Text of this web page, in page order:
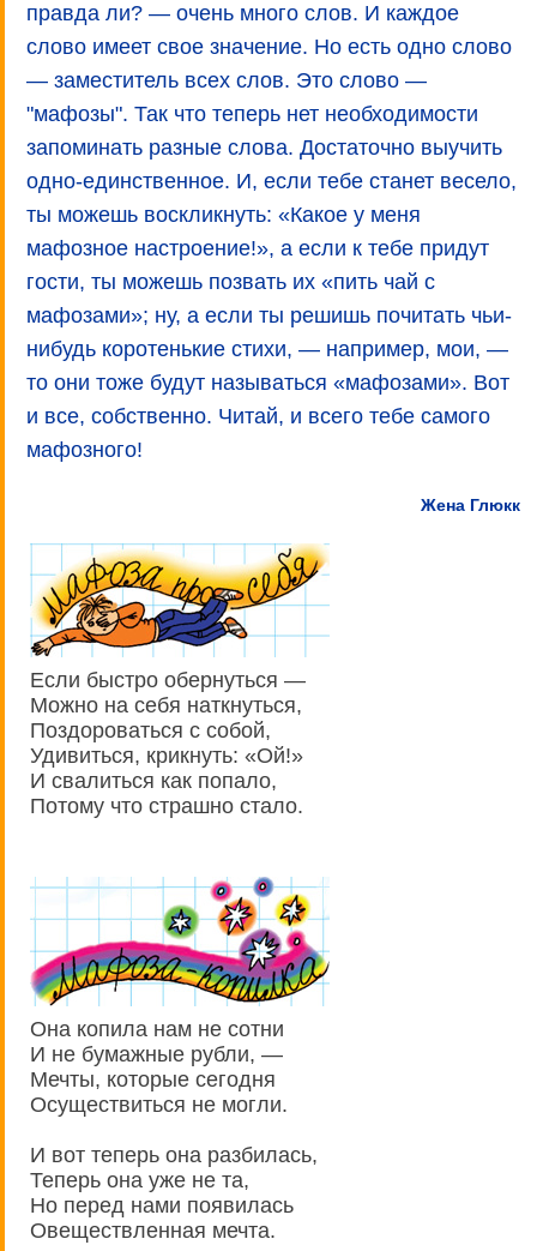
правда ли? — очень много слов. И каждое
слово имеет свое значение. Но есть одно слово
— заместитель всех слов. Это слово —
"мафозы". Так что теперь нет необходимости
запоминать разные слова. Достаточно выучить
одно-единственное. И, если тебе станет весело,
ты можешь воскликнуть: «Какое у меня
мафозное настроение!», а если к тебе придут
гости, ты можешь позвать их «пить чай с
мафозами»; ну, а если ты решишь почитать чьи-
нибудь коротенькие стихи, — например, мои, —
то они тоже будут называться «мафозами». Вот
и все, собственно. Читай, и всего тебе самого
мафозного!
Жена Глюкк
Если быстро обернуться —
Можно на себя наткнуться,
Поздороваться с собой,
Удивиться, крикнуть: «Ой!»
И свалиться как попало,
Потому что страшно стало.
Она копила нам не сотни
И не бумажные рубли, —
Мечты, которые сегодня
Осуществиться не могли.
И вот теперь она разбилась,
Теперь она уже не та,
Но перед нами появилась
Овеществленная мечта.